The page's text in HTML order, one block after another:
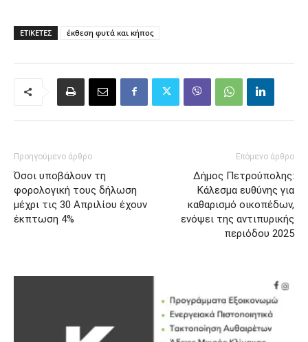
ΕΤΙΚΈΤΕΣ έκθεση φυτά και κήπος
Προηγούμενο άρθρο
Όσοι υποβάλουν τη
φορολογική τους δήλωση
μέχρι τις 30 Απριλίου έχουν
έκπτωση 4%
Επόμενο άρθρο
Δήμος Πετρούπολης:
Κάλεσμα ευθύνης για
καθαρισμό οικοπέδων,
ενόψει της αντιπυρικής
περιόδου 2025